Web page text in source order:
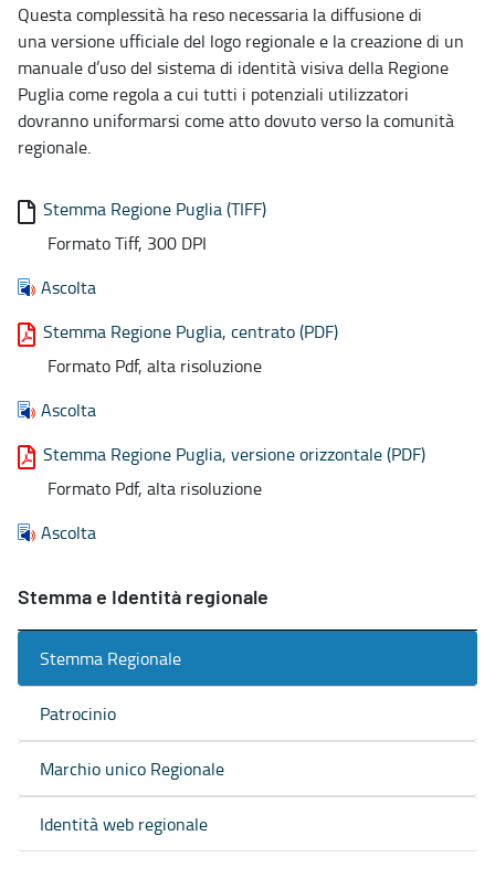
Questa complessità ha reso necessaria la diffusione di
una versione ufficiale del logo regionale e la creazione di un
manuale d’uso del sistema di identità visiva della Regione
Puglia come regola a cui tutti i potenziali utilizzatori
dovranno uniformarsi come atto dovuto verso la comunità
regionale.
Stemma Regione Puglia (TIFF)
Formato Tiff, 300 DPI
Ascolta
Stemma Regione Puglia, centrato (PDF)
Formato Pdf, alta risoluzione
Ascolta
Stemma Regione Puglia, versione orizzontale (PDF)
Formato Pdf, alta risoluzione
Ascolta
Stemma e Identità regionale
Stemma Regionale
Patrocinio
Marchio unico Regionale
Identità web regionale